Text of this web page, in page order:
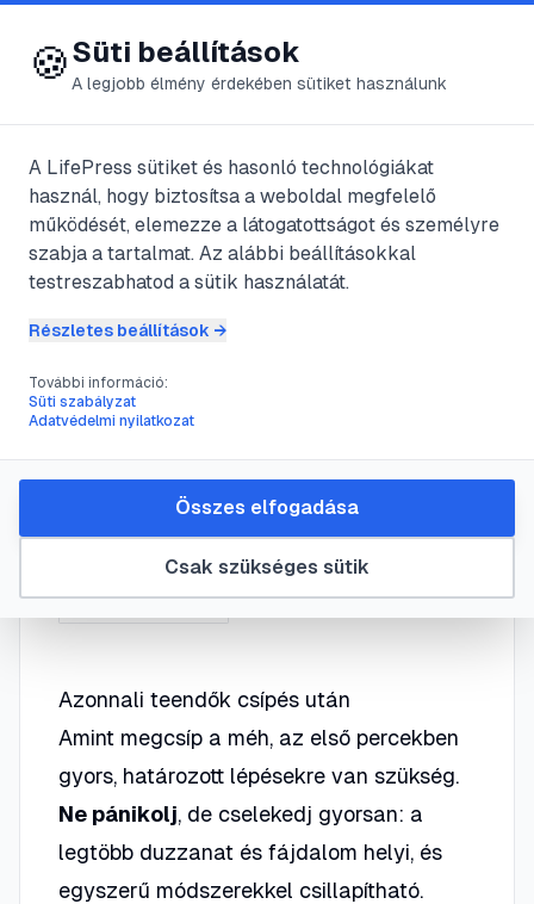
😍 LifePress
@Prcsk17
2025. október 8. ·5 perc olvasás
Hogyan kezeld a
méhcsípés okozta
duzzanatot:
gyakorlati lépések
és tippek
#Elsősegély #Allergia
Azonnali teendők csípés után
Amint megcsíp a méh, az első percekben
gyors, határozott lépésekre van szükség.
Ne pánikolj, de cselekedj gyorsan: a
legtöbb duzzanat és fájdalom helyi, és
egyszerű módszerekkel csillapítható.
🍪Süti beállítások
A legjobb élmény érdekében sütiket használunk
A LifePress sütiket és hasonló technológiákat
használ, hogy biztosítsa a weboldal megfelelő
működését, elemezze a látogatottságot és személyre
szabja a tartalmat. Az alábbi beállításokkal
testreszabhatod a sütik használatát.
Részletes beállítások →
További információ:
Süti szabályzat
Adatvédelmi nyilatkozat
Csak szükséges sütik
Összes elfogadása